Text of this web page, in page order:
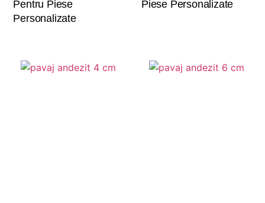
Pentru Piese
Personalizate
Piese Personalizate